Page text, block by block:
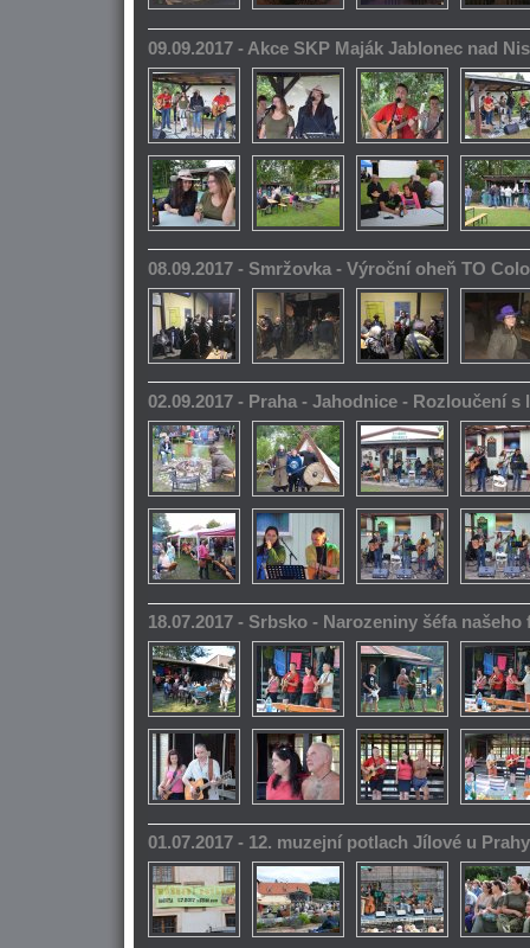
09.09.2017 - Akce SKP Maják Jablonec nad
08.09.2017 - Smržovka - Výroční oheň TO
02.09.2017 - Praha - Jahodnice - Rozloučení s
18.07.2017 - Srbsko - Narozeniny šéfa našeho
01.07.2017 - 12. muzejní potlach Jílové u Prahy